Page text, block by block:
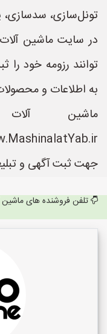
تونل‌سازی، سدسازی،
در سایت ماشین
توانند رزومه خود را
به اطلاعات و
ماشین
جهت ثبت آگهی و
تلفن فروشنده های